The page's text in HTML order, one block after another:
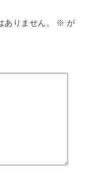
りません。 ※ が